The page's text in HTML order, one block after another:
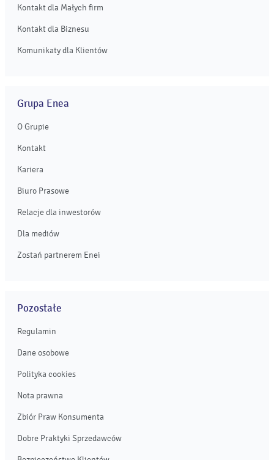
Kontakt dla Małych firm
Kontakt dla Biznesu
Komunikaty dla Klientów
Grupa Enea
O Grupie
Kontakt
Kariera
Biuro Prasowe
Relacje dla inwestorów
Dla mediów
Zostań partnerem Enei
Pozostałe
Regulamin
Dane osobowe
Polityka cookies
Nota prawna
Zbiór Praw Konsumenta
Dobre Praktyki Sprzedawców